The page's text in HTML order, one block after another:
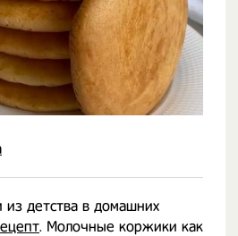
детства в домашних
. Молочные коржики как